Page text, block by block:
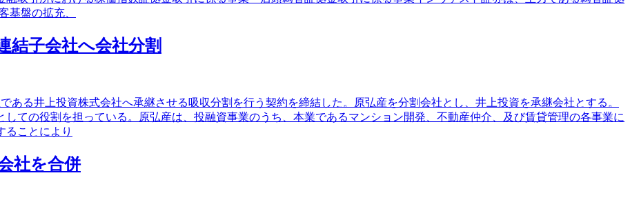
基盤の拡充、
結子会社へ会社分割
ある井上投資株式会社へ承継させる吸収分割を行う契約を締結した。原弘産を分割会社とし、井上投資を承継会社とする。
ての役割を担っている。原弘産は、投融資事業のうち、本業であるマンション開発、不動産仲介、及び賃貸管理の各事業に
ることにより
社を合併